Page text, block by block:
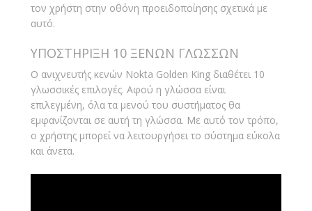
τον χρήστη στην οθόνη προειδοποίησης σχετικά με
αυτό.
ΥΠΟΣΤΗΡΙΞΗ 10 ΞΕΝΩΝ ΓΛΩΣΣΩΝ
Ο ανιχνευτής κενών Nokta Golden King διαθέτει 10
γλωσσικές επιλογές. Αφού η γλώσσα είναι
επιλεγμένη, όλα τα μενού του συστήματος θα
εμφανίζονται σε αυτή τη γλώσσα. Με αυτό τον τρόπο,
ο χρήστης μπορεί να λειτουργήσει το σύστημα εύκολα
και άνετα.